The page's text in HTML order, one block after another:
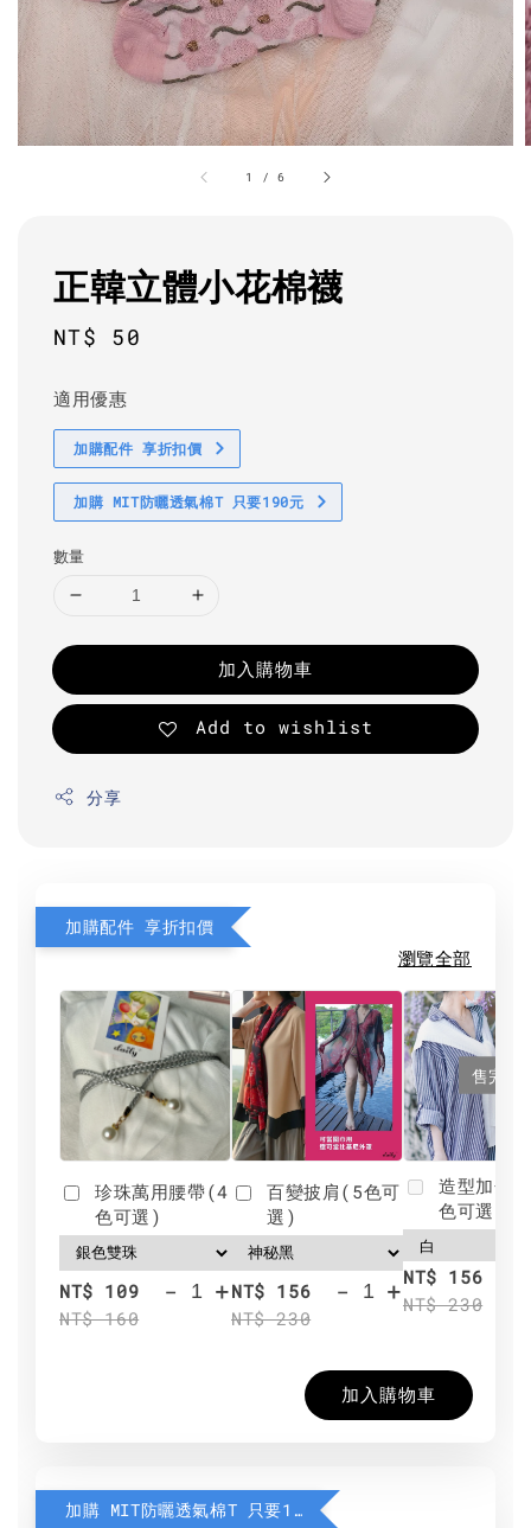
1 /6
正韓立體小花棉襪
Regular
NT$ 50
適用優惠
加購配件 享折扣價
加購 MIT防曬透氣棉T 只要190元
數量
加入購物車
Add to wishlist
分享
加購配件 享折扣價
瀏覽全部
珍珠萬用腰帶(4
色可選)
NT$ 109
NT$ 160
- +
百變披肩(5色可
選)
NT$ 156
NT$ 230
- +
售完
造型加分
色可選)
NT$ 156
NT$ 230
加入購物車
加購 MIT防曬透氣棉T 只要190元